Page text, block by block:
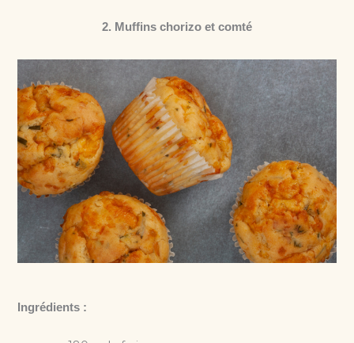
2. Muffins chorizo et comté
Ingrédients :